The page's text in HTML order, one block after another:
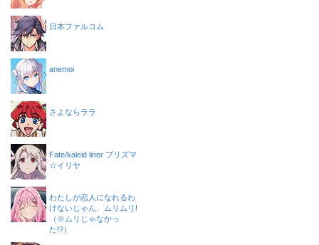
日本ファルコム
anemoi
さよならララ
Fate/kaleid liner プリズマ
☆イリヤ
わたしが恋人になれるわ
けないじゃん、ムリムリ!
（※ムリじゃなかっ
た!?）